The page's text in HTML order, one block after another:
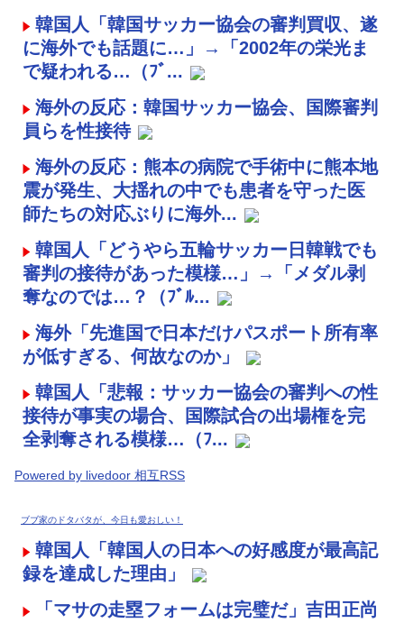
韓国人「韓国サッカー協会の審判買収、遂
に海外でも話題に…」→「2002年の栄光ま
で疑われる…（ﾌﾞ...
海外の反応：韓国サッカー協会、国際審判
員らを性接待
海外の反応：熊本の病院で手術中に熊本地
震が発生、大揺れの中でも患者を守った医
師たちの対応ぶりに海外...
韓国人「どうやら五輪サッカー日韓戦でも
審判の接待があった模様…」→「メダル剥
奪なのでは…？（ﾌﾞﾙ...
海外「先進国で日本だけパスポート所有率
が低すぎる、何故なのか」
韓国人「悲報：サッカー協会の審判への性
接待が事実の場合、国際試合の出場権を完
全剥奪される模様…（ﾌ...
Powered by livedoor 相互RSS
ブブ家のドタバタが、今日も愛おしい！
韓国人「韓国人の日本への好感度が最高記
録を達成した理由」
「マサの走塁フォームは完璧だ」吉田正尚